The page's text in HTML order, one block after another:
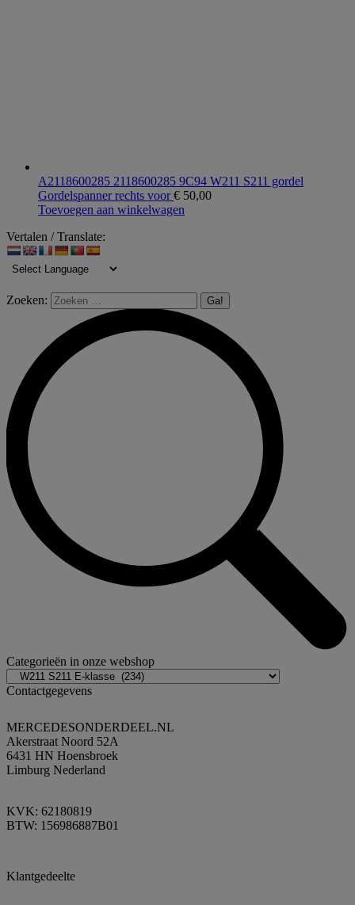
A2118600285 2118600285 9C94 W211 S211 gordel
Gordelspanner rechts voor€ 50,00
Toevoegen aan winkelwagen
Vertalen / Translate:
Zoeken:
Categorieën in onze webshop
Contactgegevens
MERCEDESONDERDEEL.NL
Akerstraat Noord 52A
6431 HN Hoensbroek
Limburg Nederland
KVK: 62180819
BTW: 156986887B01
Klantgedeelte